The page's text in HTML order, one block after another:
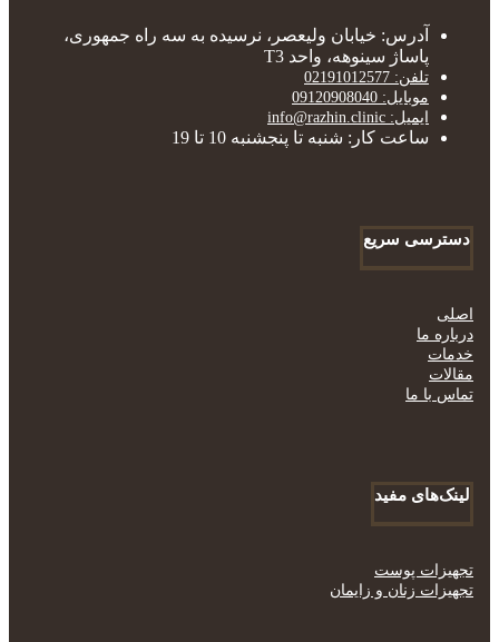
آدرس: خیابان ولیعصر، نرسیده به سه راه جمهوری،
پاساژ سینوهه، واحد T3
تلفن: 02191012577
موبایل: 09120908040
ایمیل: info@razhin.clinic
ساعت کار: شنبه تا پنجشنبه 10 تا 19
دسترسی سریع
اصلی
درباره ما
خدمات
مقالات
تماس با ما
لینک‌های مفید
تجهیزات پوست
تجهیزات زنان و زایمان